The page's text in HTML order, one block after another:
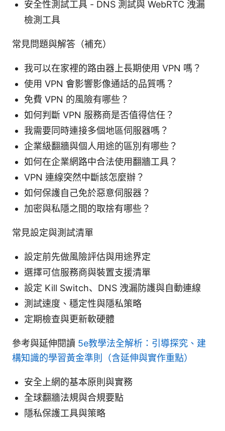
安全性測試工具 - DNS 測試與 WebRTC 洩漏
檢測工具
常見問題與解答（補充）
我可以在家裡的路由器上長期使用 VPN 嗎？
使用 VPN 會影響影像通話的品質嗎？
免費 VPN 的風險有哪些？
如何判斷 VPN 服務商是否值得信任？
我需要同時連接多個地區伺服器嗎？
企業級翻牆與個人用途的區別有哪些？
如何在企業網路中合法使用翻牆工具？
VPN 連線突然中斷該怎麼辦？
如何保護自己免於惡意伺服器？
加密與私隱之間的取捨有哪些？
常見設定與測試清單
設定前先做風險評估與用途界定
選擇可信服務商與裝置支援清單
設定 Kill Switch、DNS 洩漏防護與自動連線
測試速度、穩定性與隱私策略
定期檢查與更新軟硬體
參考與延伸閱讀 5e教學法全解析：引導探究、建
構知識的學習黃金準則（含延伸與實作重點）
安全上網的基本原則與實務
全球翻牆法規與合規要點
隱私保護工具與策略